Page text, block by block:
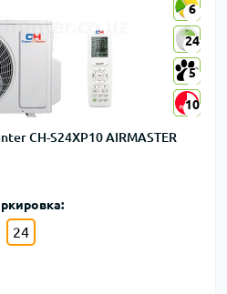
6
24
5
10
6
24
5
10
CH-S24XP10 AIRMASTER
24